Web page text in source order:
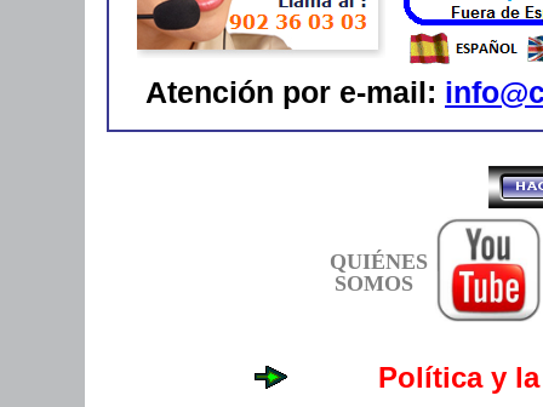
Atención por e-mail:
QUIÉNES
SOMOS
Política y